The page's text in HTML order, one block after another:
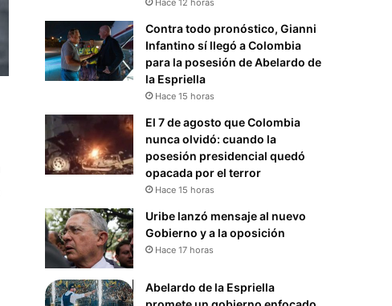
Contra todo pronóstico, Gianni
Infantino sí llegó a Colombia
para la posesión de Abelardo de
la Espriella
Hace 15 horas
El 7 de agosto que Colombia
nunca olvidó: cuando la
posesión presidencial quedó
opacada por el terror
Hace 15 horas
Uribe lanzó mensaje al nuevo
Gobierno y a la oposición
Hace 17 horas
Abelardo de la Espriella